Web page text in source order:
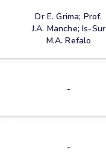
Dr E. Grima; Prof.
J.A. Manche; Is-Sur
M.A. Refalo
-
-